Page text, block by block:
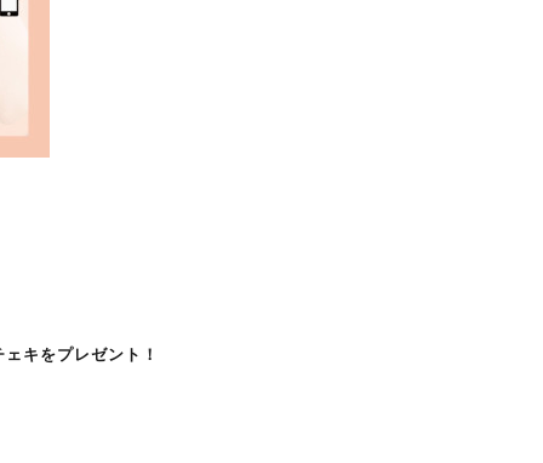
キをプレゼント！